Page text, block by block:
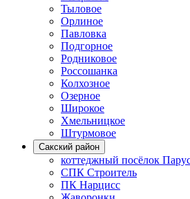
Тыловое
Орлиное
Павловка
Подгорное
Родниковое
Россошанка
Колхозное
Озерное
Широкое
Хмельницкое
Штурмовое
Сакский район
коттеджный посёлок
СПК Строитель
ПК Нарцисс